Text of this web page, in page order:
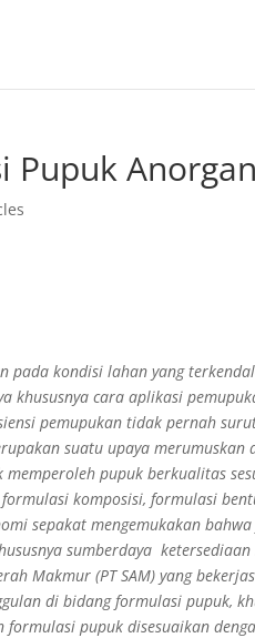
Pupuk
pada kondisi lahan yang
khususnya cara aplikasi
pemupukan tidak pernah
suatu upaya
memperoleh pupuk berkualitas
komposisi, formulasi
sepakat mengemukakan
sumberdaya
Makmur (PT SAM) yang
di bidang formulasi pupuk,
formulasi pupuk disesuaikan